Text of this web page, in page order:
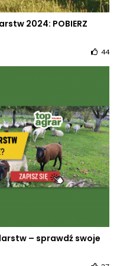
2024: POBIERZ
44
– sprawdź swoje